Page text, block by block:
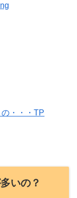
・・・TP
いの？